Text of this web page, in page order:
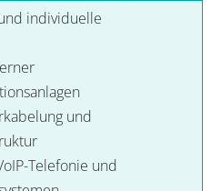
individuelle
und
Telefonie und